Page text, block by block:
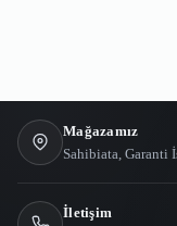
Mağazamız
Sahibiata, Garanti
İletişim